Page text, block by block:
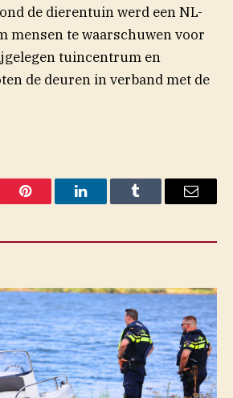
de dierentuin werd een NL-
mensen te waarschuwen voor
tuincentrum en
de deuren in verband met de
Pinterest LinkedInTumblr Email